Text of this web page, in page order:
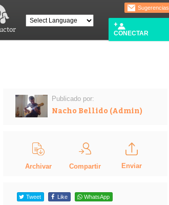
Sugerencias
CONECTAR
Publicado por:
Nacho Bellido (Admin)
Archivar Compartir Enviar
Tweet Like WhatsApp